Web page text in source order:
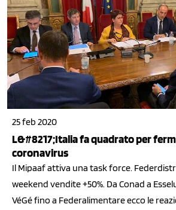
25 feb 2020
L&#8217;Italia fa quadrato per
coronavirus
Il Mipaaf attiva una task force.
weekend vendite +50%. Da Conad a
VéGé fino a Federalimentare ecco le